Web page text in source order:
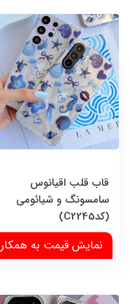
قاب قلب اقیانوس
سامسونگ و شیائومی
(کدC2245)
نمایش قیمت به همکار